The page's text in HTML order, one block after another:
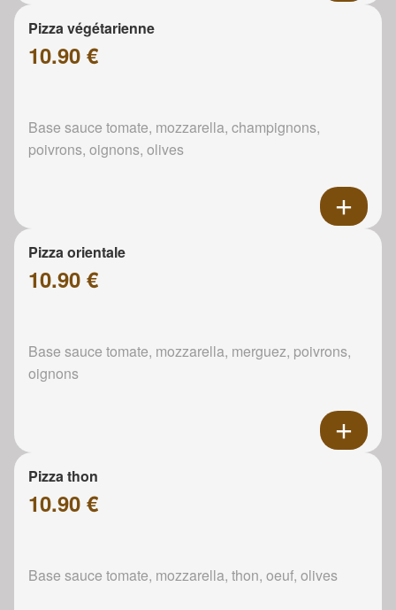
Pizza végétarienne
10.90 €
Base sauce tomate, mozzarella, champignons,
poivrons, oignons, olives
Pizza orientale
10.90 €
Base sauce tomate, mozzarella, merguez, poivrons,
oignons
Pizza thon
10.90 €
Base sauce tomate, mozzarella, thon, oeuf, olives